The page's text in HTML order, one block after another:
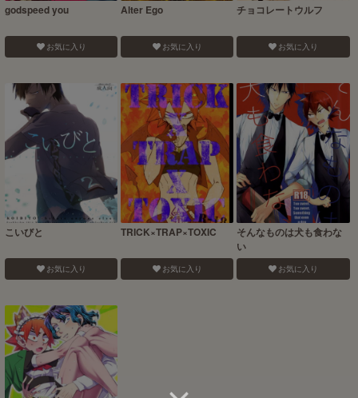
godspeed you
お気に入り
Alter Ego
お気に入り
チョコレートウルフ
お気に入り
こいびと
お気に入り
TRICK×TRAP×TOXIC
お気に入り
そんなものは犬も食わな
い
お気に入り